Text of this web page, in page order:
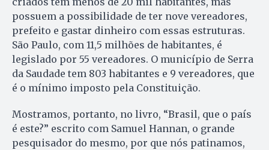
possuem a possibilidade de ter nove vereadores,
prefeito e gastar dinheiro com essas estruturas.
São Paulo, com 11,5 milhões de habitantes, é
legislado por 55 vereadores. O município de Serra
da Saudade tem 803 habitantes e 9 vereadores, que
é o mínimo imposto pela Constituição.
Mostramos, portanto, no livro, “Brasil, que o país
é este?” escrito com Samuel Hannan, o grande
pesquisador do mesmo, por que nós patinamos,